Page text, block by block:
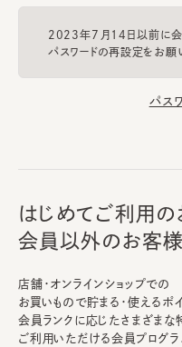
2023年7月14日以前に会
パスワードの再設定をお願
パス
はじめてご利用の
会員以外のお客様
店舗・オンラインショップでの
お買いもので貯まる・使えるポ
会員ランクに応じたさまざまな
ご利用いただける会員プログラ